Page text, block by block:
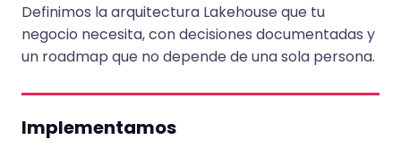
Definimos la arquitectura Lakehouse que tu
negocio necesita, con decisiones documentadas y
un roadmap que no depende de una sola persona.
Implementamos